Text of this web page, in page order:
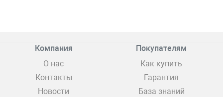
Компания
О нас
Контакты
Новости
Покупателям
Как купить
Гарантия
База знаний